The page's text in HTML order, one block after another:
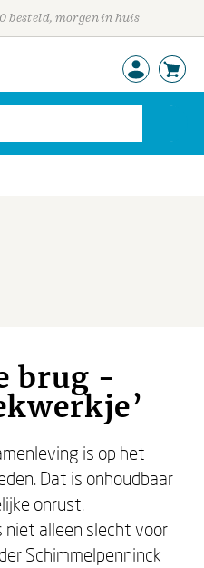
besteld, morgen in huis
brug -
is op het
Dat is onhoudbaar
onrust.
niet alleen slecht voor
Schimmelpenninck